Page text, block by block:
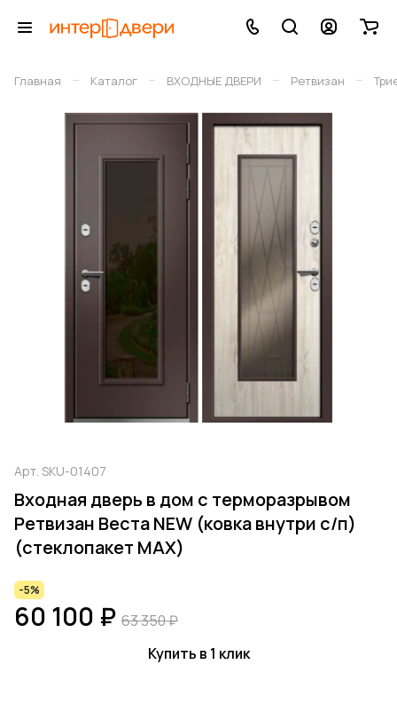
Главная – Каталог – ВХОДНЫЕ ДВЕРИ – Ретвизан –
Арт. SKU-01407
Входная дверь в дом с терморазрывом
Ретвизан Веста NEW (ковка внутри с/п)
(стеклопакет МАХ)
-5%
60 100 ₽ 63 350 ₽
Купить в 1 клик